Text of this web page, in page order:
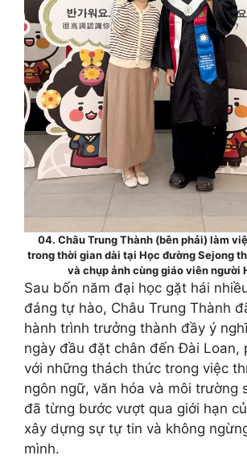
04. Châu Trung Thành (bên phải) làm
trong thời gian dài tại Học đường Sejong
và chụp ảnh cùng giáo viên người
Sau bốn năm đại học gặt hái
đáng tự hào, Châu Trung Thành
hành trình trưởng thành đầy ý
ngày đầu đặt chân đến Đài Loan,
với những thách thức trong việc
ngôn ngữ, văn hóa và môi trường
đã từng bước vượt qua giới hạn
xây dựng sự tự tin và không
mình.